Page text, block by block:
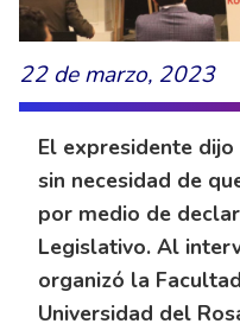
22 de marzo, 2023
El expresidente
sin necesidad de
por medio de
Legislativo. Al
organizó la
Universidad del